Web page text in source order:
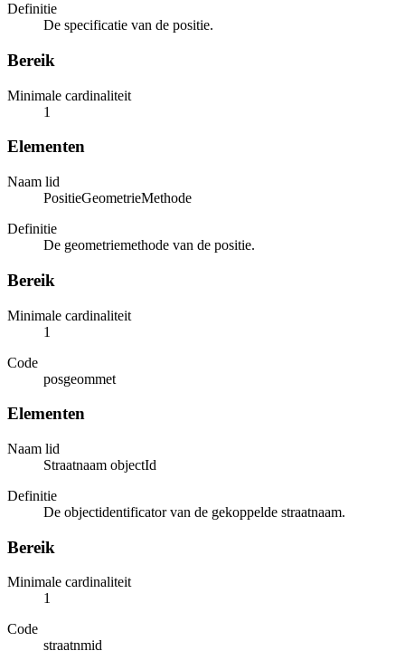
Definitie
De specificatie van de positie.
Bereik
Minimale cardinaliteit
1
Elementen
Naam lid
PositieGeometrieMethode
Definitie
De geometriemethode van de positie.
Bereik
Minimale cardinaliteit
1
Code
posgeommet
Elementen
Naam lid
Straatnaam objectId
Definitie
De objectidentificator van de gekoppelde straatnaam.
Bereik
Minimale cardinaliteit
1
Code
straatnmid